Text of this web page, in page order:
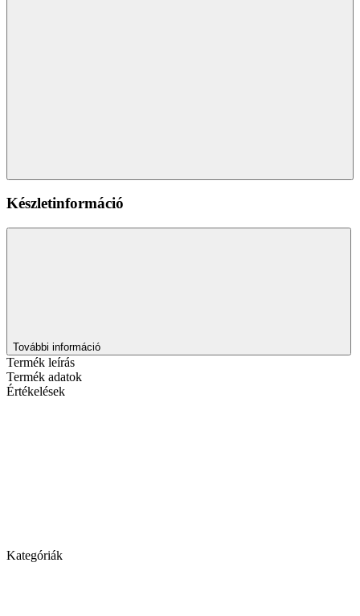
Készletinformáció
További információ
Termék leírás
Termék adatok
Értékelések
Kategóriák